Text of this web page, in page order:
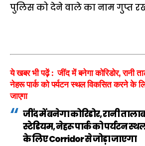
पुलिस को देने वाले का नाम गुप्त
ये खबर भी पढ़ें : जींद में बनेगा कोरिडोर, रानी
नेहरू पार्क को पर्यटन स्थल विकसित करने के
जाएगा
जींद में बनेगा कोरिडोर, रानी
स्टेडियम, नेहरू पार्क को पर्यटन
के लिए Corridor से जोड़ा जाएगा